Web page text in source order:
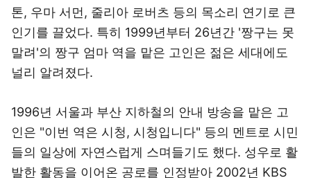
톤, 우마 서먼, 줄리아 로버츠 등의 목소리 연기로 큰
인기를 끌었다. 특히 1999년부터 26년간 '짱구는 못
말려'의 짱구 엄마 역을 맡은 고인은 젊은 세대에도
널리 알려졌다.
1996년 서울과 부산 지하철의 안내 방송을 맡은 고
인은 "이번 역은 시청, 시청입니다" 등의 멘트로 시민
들의 일상에 자연스럽게 스며들기도 했다. 성우로 활
발한 활동을 이어온 공로를 인정받아 2002년 KBS